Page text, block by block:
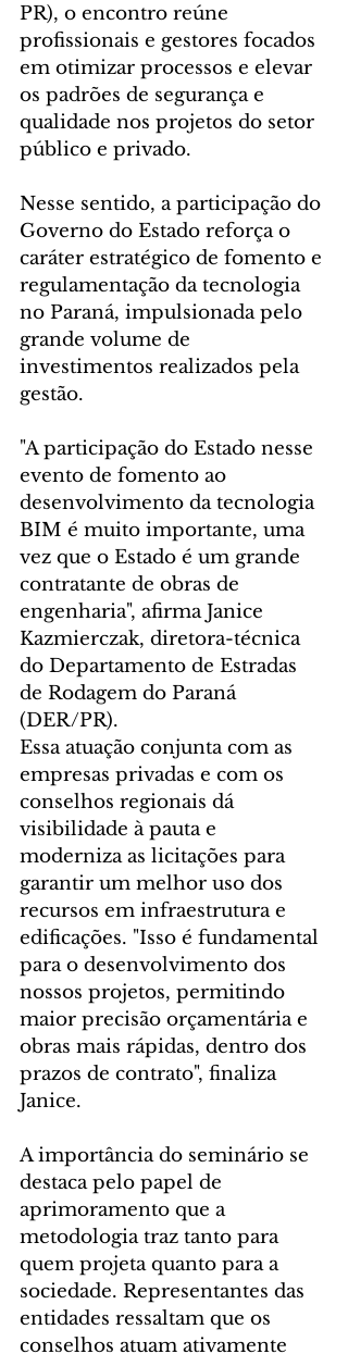
PR), o encontro reúne
profissionais e gestores focados
em otimizar processos e elevar
os padrões de segurança e
qualidade nos projetos do setor
público e privado.
Nesse sentido, a participação do
Governo do Estado reforça o
caráter estratégico de fomento e
regulamentação da tecnologia
no Paraná, impulsionada pelo
grande volume de
investimentos realizados pela
gestão.
"A participação do Estado nesse
evento de fomento ao
desenvolvimento da tecnologia
BIM é muito importante, uma
vez que o Estado é um grande
contratante de obras de
engenharia", afirma Janice
Kazmierczak, diretora-técnica
do Departamento de Estradas
de Rodagem do Paraná
(DER/PR).
Essa atuação conjunta com as
empresas privadas e com os
conselhos regionais dá
visibilidade à pauta e
moderniza as licitações para
garantir um melhor uso dos
recursos em infraestrutura e
edificações. "Isso é fundamental
para o desenvolvimento dos
nossos projetos, permitindo
maior precisão orçamentária e
obras mais rápidas, dentro dos
prazos de contrato", finaliza
Janice.
A importância do seminário se
destaca pelo papel de
aprimoramento que a
metodologia traz tanto para
quem projeta quanto para a
sociedade. Representantes das
entidades ressaltam que os
conselhos atuam ativamente